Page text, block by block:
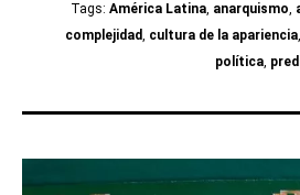
Tags:América Latina, anarquismo,
complejidad, cultura de la apariencia,
política,